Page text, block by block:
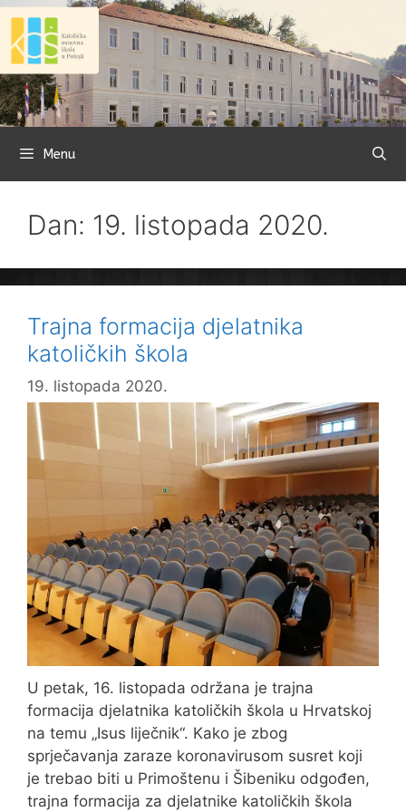
Preskoči
sadržaj
Menu
Dan: 19. listopada 2020.
Trajna formacija djelatnika
katoličkih škola
19. listopada 2020.
U petak, 16. listopada održana je trajna
formacija djelatnika katoličkih škola u Hrvatskoj
na temu „Isus liječnik“. Kako je zbog
sprječavanja zaraze koronavirusom susret koji
je trebao biti u Primoštenu i Šibeniku odgođen,
trajna formacija za djelatnike katoličkih škola